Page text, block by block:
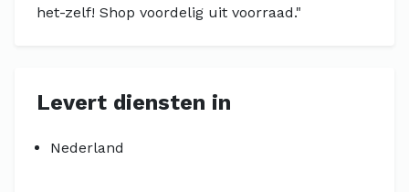
het-zelf! Shop voordelig uit voorraad."
Levert diensten in
Nederland